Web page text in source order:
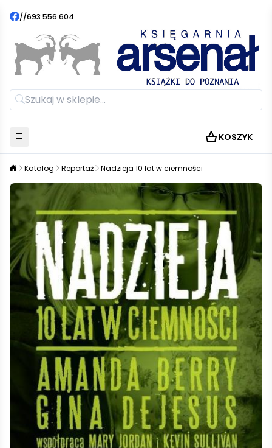
//693 556 604
KOSZYK
Katalog Reportaż Nadzieja 10 lat w ciemności